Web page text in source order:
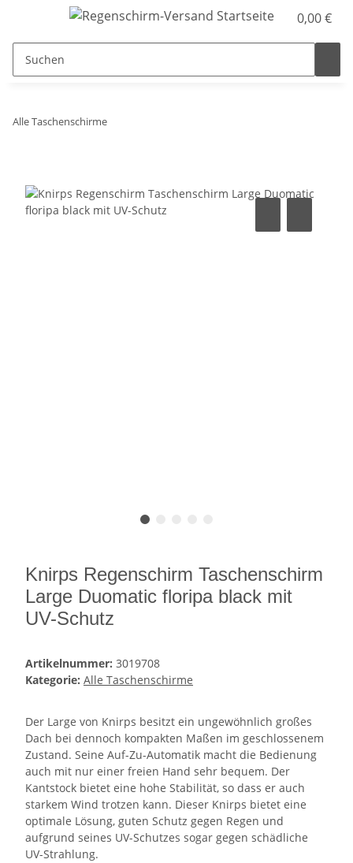
0,00 €
Alle Taschenschirme
Knirps Regenschirm Taschenschirm
Large Duomatic floripa black mit
UV-Schutz
Artikelnummer: 3019708
Kategorie: Alle Taschenschirme
Der Large von Knirps besitzt ein ungewöhnlich großes
Dach bei dennoch kompakten Maßen im geschlossenem
Zustand. Seine Auf-Zu-Automatik macht die Bedienung
auch mit nur einer freien Hand sehr bequem. Der
Kantstock bietet eine hohe Stabilität, so dass er auch
starkem Wind trotzen kann. Dieser Knirps bietet eine
optimale Lösung, guten Schutz gegen Regen und
aufgrund seines UV-Schutzes sogar gegen schädliche
UV-Strahlung.